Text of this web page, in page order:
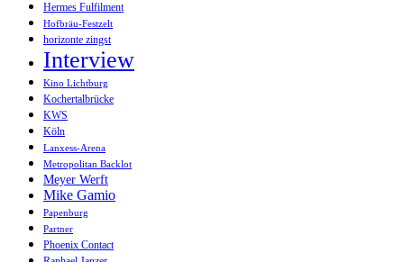
Hermes Fulfilment
Hofbräu-Festzelt
horizonte zingst
Interview
Kino Lichtburg
Kochertalbrücke
KWS
Köln
Lanxess-Arena
Metropolitan Backlot
Meyer Werft
Mike Gamio
Papenburg
Partner
Phoenix Contact